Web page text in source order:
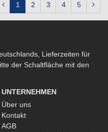
1 2 3 4 5
Lieferzeiten für
der Schaltfläche mit den
UNTERNEHMEN
Über uns
Kontakt
AGB